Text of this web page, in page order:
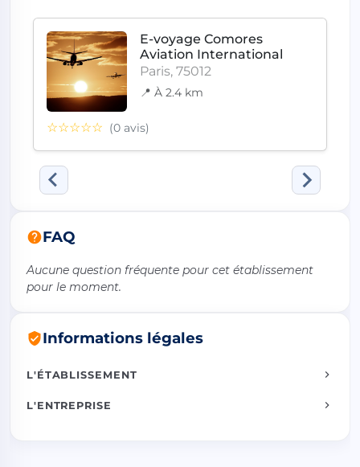
E-voyage Comores
Aviation International
Paris, 75012
📍 À 2.4 km
☆☆☆☆☆ (0 avis)
FAQ
Aucune question fréquente pour cet établissement
pour le moment.
Informations légales
L'ÉTABLISSEMENT
L'ENTREPRISE